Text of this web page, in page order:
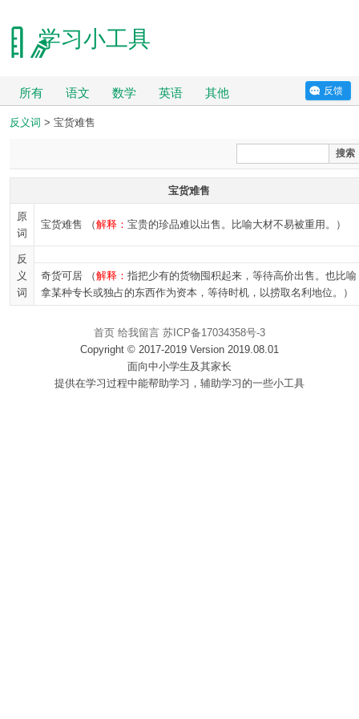
学习小工具
所有 语文 数学 英语 其他 反馈
反义词 > 宝货难售
搜索
宝货难售
原
词
宝货难售 （解释： 宝贵的珍品难以出售。比喻大材不易被重用。）
反
义
词
奇货可居 （解释： 指把少有的货物囤积起来，等待高价出售。也比喻
拿某种专长或独占的东西作为资本，等待时机，以捞取名利地位。）
首页 给我留言 苏ICP备17034358号-3
Copyright © 2017-2019 Version 2019.08.01
面向中小学生及其家长
提供在学习过程中能帮助学习，辅助学习的一些小工具